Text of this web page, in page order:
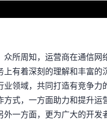
众所周知，运营商在通信
有着深刻的理解和丰富
领域，共同打造有竞争
式，一方面助力和提升
一方面，更为广大的开